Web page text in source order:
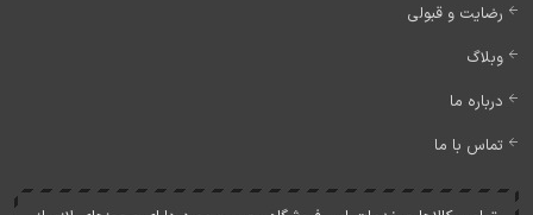
رضایت و قبولی
وبلاگ
درباره ما
تماس با ما